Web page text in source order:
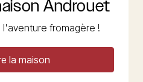
Androuet
fromagère !
la maison